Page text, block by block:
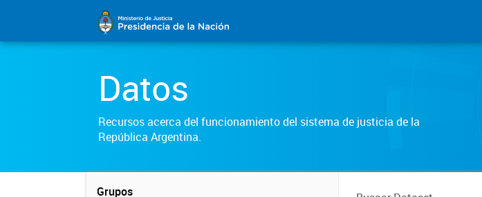
Datos
Recursos acerca del funcionamiento del sistema de justicia de la
República Argentina.
Grupos